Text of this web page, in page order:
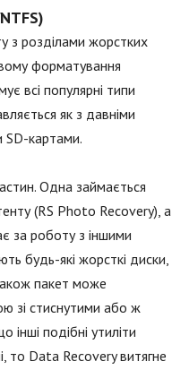
з розділами жорстких
форматування
всі популярні типи
як з давніми
SD-картами.
Одна займається
(RS Photo Recovery), а
за роботу з іншими
будь-які жорсткі диски,
пакет може
зі стиснутими або ж
подібні утиліти
то Data Recovery витягне